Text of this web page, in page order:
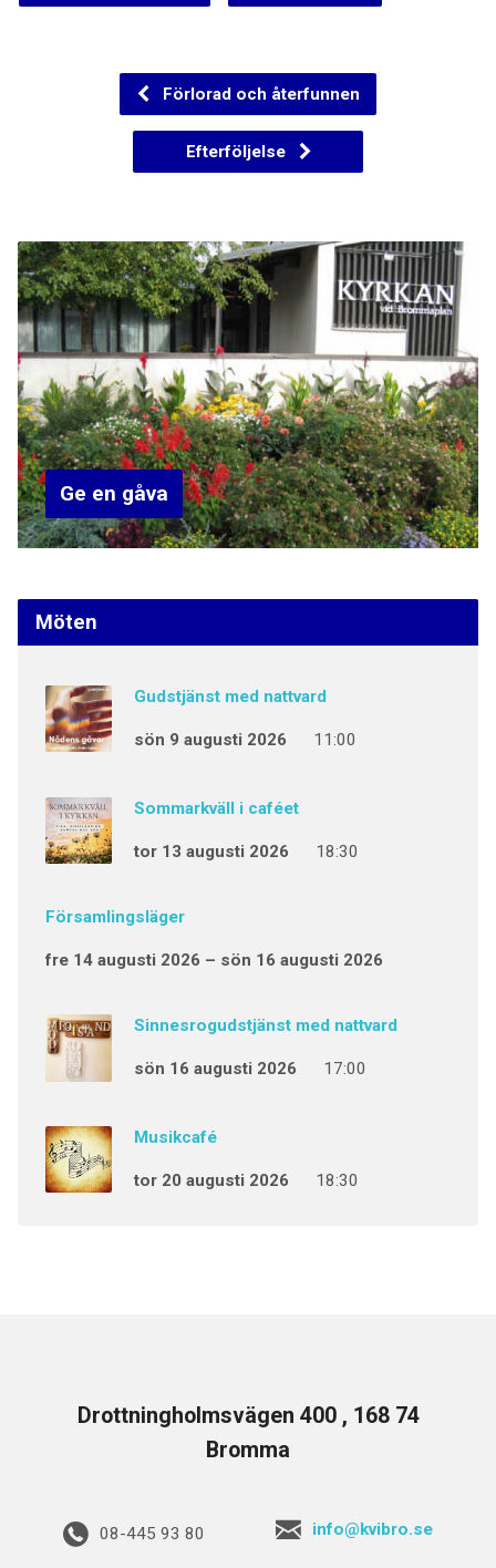
Förlorad och återfunnen
Efterföljelse
Ge en gåva
Möten
Gudstjänst med nattvard
sön 9 augusti 2026 11:00
Sommarkväll i caféet
tor 13 augusti 2026 18:30
Församlingsläger
fre 14 augusti 2026 – sön 16 augusti 2026
Sinnesrogudstjänst med nattvard
sön 16 augusti 2026 17:00
Musikcafé
tor 20 augusti 2026 18:30
Drottningholmsvägen 400 , 168 74
Bromma
08-445 93 80 info@kvibro.se